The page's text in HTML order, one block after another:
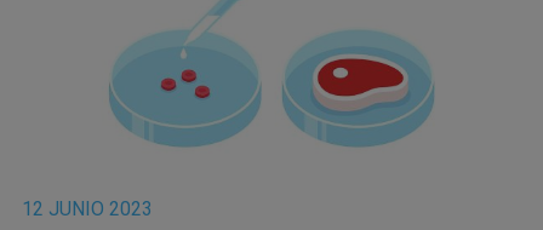
12 JUNIO 2023